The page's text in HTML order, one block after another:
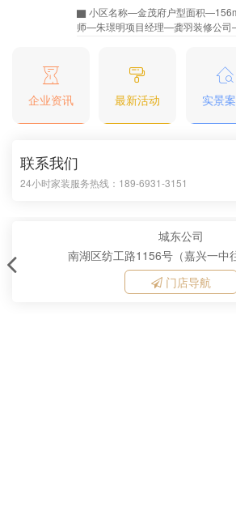
▇ 小区名称—金茂府户型面积
师—朱璟明项目经理—龚羽装修公
企业资讯 最新活动 实景
联系我们
24小时家装服务热线：189-6931-3151
城东公司
南湖区纺工路1156号（嘉兴一中
门店导航